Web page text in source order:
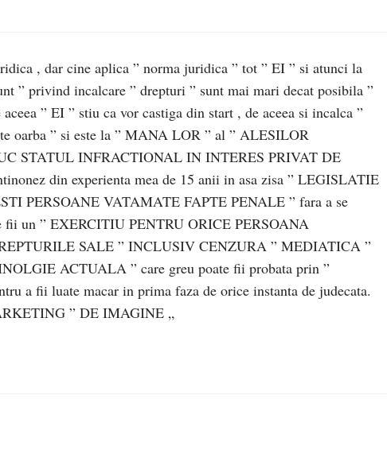
, dar cine aplica ” norma juridica ” tot ” EI ” si atunci la
” privind incalcare ” drepturi ” sunt mai mari decat posibila ”
” EI ” stiu ca vor castiga din start , de aceea si incalca ”
oarba ” si este la ” MANA LOR ” al ” ALESILOR
STATUL INFRACTIONAL IN INTERES PRIVAT DE
din experienta mea de 15 anii in asa zisa ” LEGISLATIE
PERSOANE VATAMATE FAPTE PENALE ” fara a se
un ” EXERCITIU PENTRU ORICE PERSOANA
SALE ” INCLUSIV CENZURA ” MEDIATICA ”
ACTUALA ” care greu poate fii probata prin ”
a fii luate macar in prima faza de orice instanta de judecata.
” DE IMAGINE „